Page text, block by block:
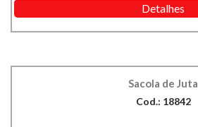
Detalhes
Sacola de Juta
Cod.: 18842